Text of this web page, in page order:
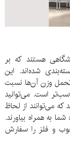
هستند که بر
شده‌اند. این
تحمل وزن آن‌ها نسبت
است. می‌توانید
می‌توانند از لحاظ
به همراه بیاورند.
و فلز را سفارش